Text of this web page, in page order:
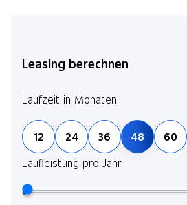
Leasing berechnen
Laufzeit in Monaten
12 24 36 48
60
Laufleistung pro Jahr